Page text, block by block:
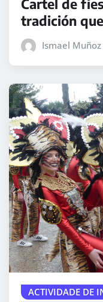
Cartel de
tradición
Ismael
ACTIVIDADE DE